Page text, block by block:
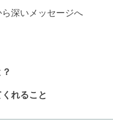
深いメッセージへ
れること